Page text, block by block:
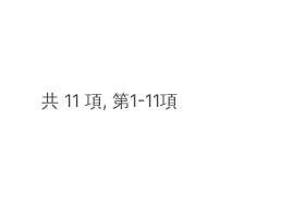
共 11 項, 第1-11項